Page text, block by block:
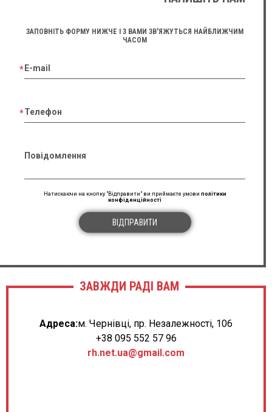
ЗАПОВНІТЬ ФОРМУ НИЖЧЕ І З ВАМИ ЗВ'ЯЖУТЬСЯ НАЙБЛИЖЧИМ
ЧАСОМ
E-mail
Телефон
Повідомлення
Натискаючи на кнопку "Відправити" ви приймаєте умови політики
конфіденційності
ВІДПРАВИТИ
ЗАВЖДИ РАДІ ВАМ
Адреса:м. Чернівці, пр. Незалежності, 106
+38 095 552 57 96
rh.net.ua@gmail.com